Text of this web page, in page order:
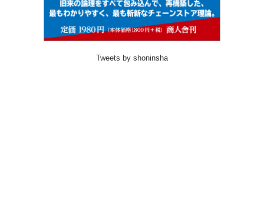
Tweets by shoninsha